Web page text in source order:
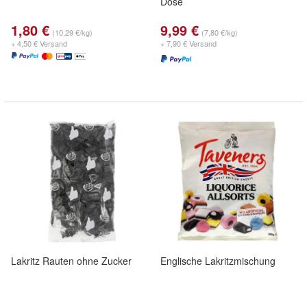
1,80 € (10,29 €/kg)
+ 4,50 € Versand
9,99 € (7,80 €/kg)
+ 7,90 € Versand
Lakritz Rauten ohne Zucker Englische Lakritzmischung